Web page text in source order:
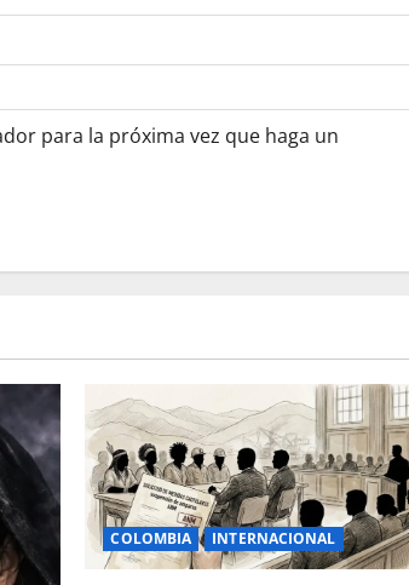
para la próxima vez que haga un
COLOMBIA INTERNACIONAL